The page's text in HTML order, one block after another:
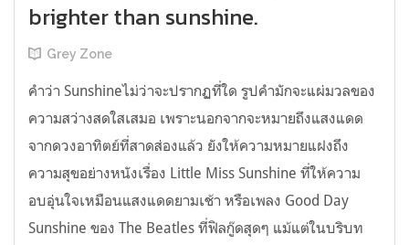
brighter than sunshine.
Grey Zone
คำว่า Sunshineไม่ว่าจะปรากฏที่ใด รูปคำมักจะแผ่มวลของ
ความสว่างสดใสเสมอ เพราะนอกจากจะหมายถึงแสงแดด
จากดวงอาทิตย์ที่สาดส่องแล้ว ยังให้ความหมายแฝงถึง
ความสุขอย่างหนังเรื่อง Little Miss Sunshine ที่ให้ความ
อบอุ่นใจเหมือนแสงแดดยามเช้า หรือเพลง Good Day
Sunshine ของ The Beatles ที่ฟิลกู๊ดสุดๆ แม้แต่ในบริบท